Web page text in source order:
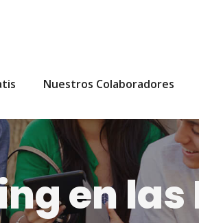
Nuestros Colaboradores
en las